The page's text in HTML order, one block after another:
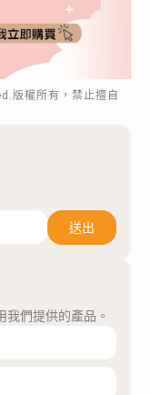
版權所有，禁止擅自
送出
們提供的產品。